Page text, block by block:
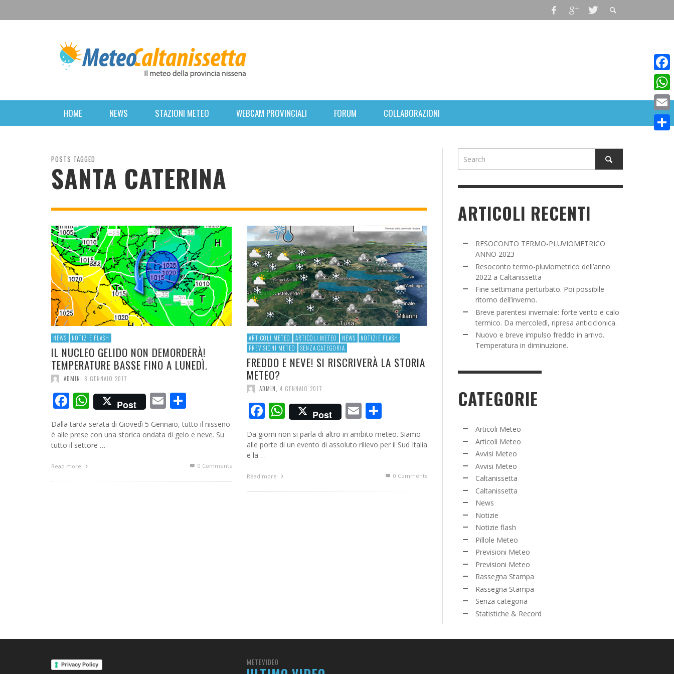
HOME NEWS
RESOCONTO TERMO-PLUVIOMETRICO ANNO
2023
ADMIN, 4 GENNAIO 2024
RESOCONTO TERMO-PLUVIOMETRICO
DELL’ANNO 2022 A CALTANISSETTA
ADMIN, 2 GENNAIO 2023
FINE SETTIMANA PERTURBATO. POI POSSIBILE
RITORNO DELL’INVERNO.
ADMIN 16 MARZO 2022
STAZIONI METEO WEBCAM PROVINCIALI FORUM COLLABORAZIONI
POSTS TAGGED
SANTA CATERINA
NEWS NOTIZIE FLASH
IL NUCLEO GELIDO NON DEMORDERÀ!
TEMPERATURE BASSE FINO A LUNEDÌ.
ADMIN 8 GENNAIO 2017
Facebook
WhatsApp
Post EmailCondividi
Dalla tarda serata di Giovedì 5 Gennaio, tutto il nisseno
è alle prese con una storica ondata di gelo e neve. Su
tutto il settore …
Read more 0 Comments
ARTICOLI METEO ARTICOLI METEO NEWS
NOTIZIE FLASH
PREVISIONI METEO
SENZA CATEGORIA
FREDDO E NEVE! SI RISCRIVERÀ LA STORIA
METEO?
ADMIN 4 GENNAIO 2017
Facebook
WhatsApp
Post Email
Da giorni non si parla di altro in ambito meteo. Siamo
alle porte di un evento di assoluto rilievo per il Sud Italia
e la …
Read more 0 Comments
ARTICOLI RECENTI
RESOCONTO TERMO-PLUVIOMETRICO
ANNO 2023
Resoconto termo-pluviometrico dell’anno
2022 a Caltanissetta
Fine settimana perturbato. Poi possibile
ritorno dell’inverno.
Breve parentesi invernale: forte vento e calo
termico. Da mercoledì, ripresa anticiclonica.
Nuovo e breve impulso freddo in arrivo.
Temperatura in diminuzione.
CATEGORIE
Articoli Meteo
Articoli Meteo
Avvisi Meteo
Avvisi Meteo
Caltanissetta
Caltanissetta
News
Notizie
Notizie flash
Pillole Meteo
Previsioni Meteo
Previsioni Meteo
Rassegna Stampa
Rassegna Stampa
Senza categoria
Statistiche & Record
Privacy Policy METEVIDEO
Email